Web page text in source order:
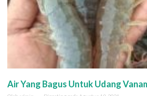
Air Yang Bagus Untuk Udang